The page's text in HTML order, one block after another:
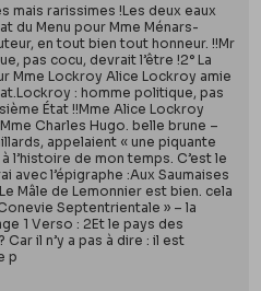
mais rarissimes !Les deux eaux
du Menu pour Mme Ménars-
en tout bien tout honneur. !!Mr
pas cocu, devrait l’être !2° La
Mme Lockroy Alice Lockroy amie
: homme politique, pas
État !!Mme Alice Lockroy
Charles Hugo. belle brune –
appelaient « une piquante
l’histoire de mon temps. C’est le
avec l’épigraphe :Aux Saumaises
Mâle de Lemonnier est bien. cela
Septentrientale » – la
1 Verso : 2Et le pays des
il n’y a pas à dire : il est
p